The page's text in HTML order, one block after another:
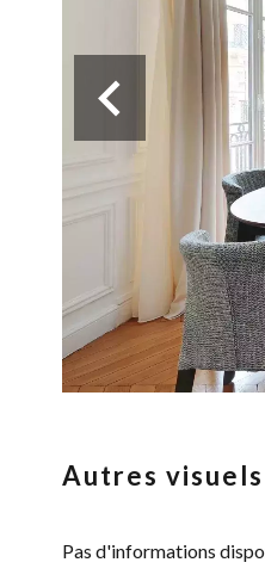
Autres visuels
Pas d'informations